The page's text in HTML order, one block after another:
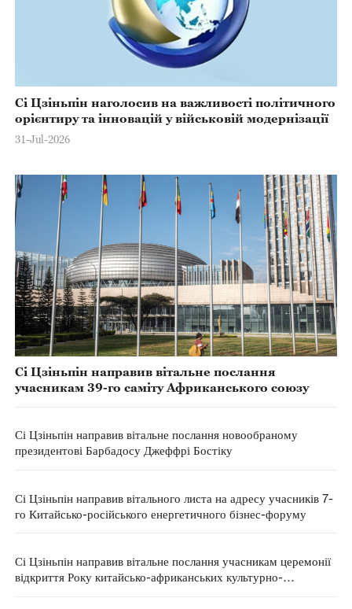
Сі Цзіньпін наголосив на важливості політичного
орієнтиру та інновацій у військовій модернізації
31-Jul-2026
Сі Цзіньпін направив вітальне послання
учасникам 39-го саміту Африканського союзу
Сі Цзіньпін направив вітальне послання новообраному
президентові Барбадосу Джеффрі Бостіку
Сі Цзіньпін направив вітального листа на адресу учасників 7-
го Китайсько-російського енергетичного бізнес-форуму
Сі Цзіньпін направив вітальне послання учасникам церемонії
відкриття Року китайсько-африканських культурно-